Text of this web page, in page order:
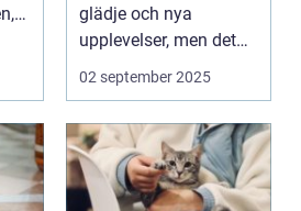
glädje och nya
upplevelser, men det
st&aum...
02 september 2025